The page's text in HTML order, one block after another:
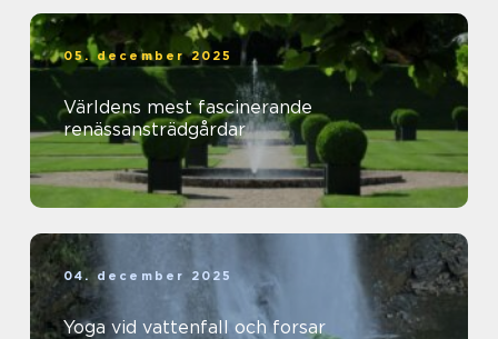
05. december 2025
Världens mest fascinerande
renässansträdgårdar
04. december 2025
Yoga vid vattenfall och forsar